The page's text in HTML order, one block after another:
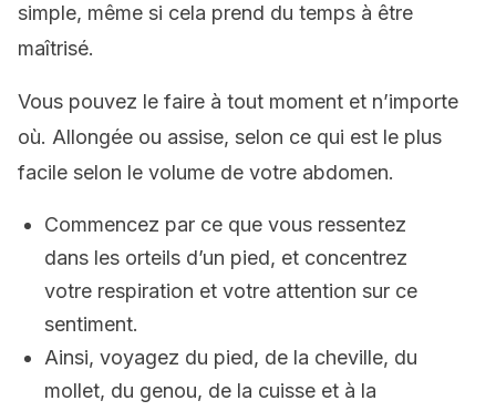
simple, même si cela prend du temps à être
maîtrisé.
Vous pouvez le faire à tout moment et n’importe
où. Allongée ou assise, selon ce qui est le plus
facile selon le volume de votre abdomen.
Commencez par ce que vous ressentez
dans les orteils d’un pied, et concentrez
votre respiration et votre attention sur ce
sentiment.
Ainsi, voyagez du pied, de la cheville, du
mollet, du genou, de la cuisse et à la